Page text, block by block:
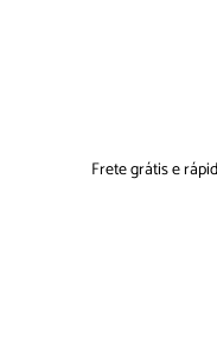
Frete grátis e